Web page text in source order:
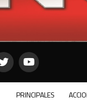
PRINCIPALES